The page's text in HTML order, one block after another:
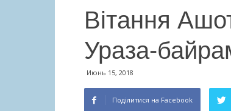
Вітання
Ураза-
Июнь 15, 2018
Поділитися на Facebook